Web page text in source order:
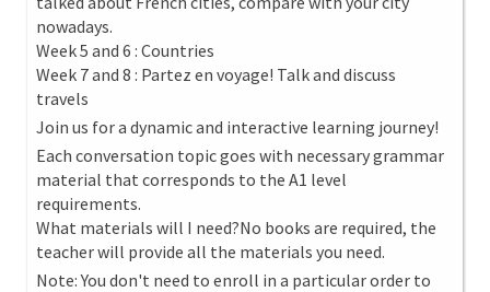
nowadays.
Week 5 and 6 : Countries
Week 7 and 8 : Partez en voyage! Talk and discuss
travels
Join us for a dynamic and interactive learning journey!
Each conversation topic goes with necessary grammar
material that corresponds to the A1 level
requirements.
What materials will I need?No books are required, the
teacher will provide all the materials you need.
Note: You don't need to enroll in a particular order to